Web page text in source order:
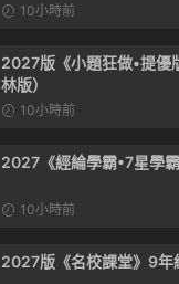
10小時前
2027版《小題狂做•提優
林版）
10小時前
2027《經綸學霸•7星學
10小時前
2027版《名校課堂》9年